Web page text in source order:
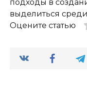
подходы в
выделиться
Оцените статью